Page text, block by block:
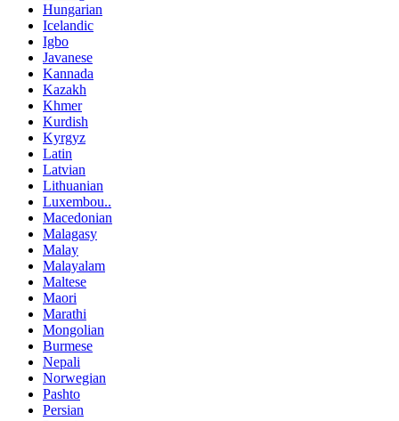
Hungarian
Icelandic
Igbo
Javanese
Kannada
Kazakh
Khmer
Kurdish
Kyrgyz
Latin
Latvian
Lithuanian
Luxembou..
Macedonian
Malagasy
Malay
Malayalam
Maltese
Maori
Marathi
Mongolian
Burmese
Nepali
Norwegian
Pashto
Persian